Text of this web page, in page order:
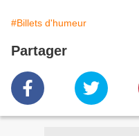
#Billets d'humeur
Partager